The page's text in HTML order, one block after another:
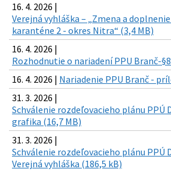
16. 4. 2026 |
Verejná vyhláška – „Zmena a
karanténe 2 - okres Nitra“ (3,4 MB)
16. 4. 2026 |
Rozhodnutie o nariadení PPU Branč-
16. 4. 2026 | Nariadenie PPU Branč -
31. 3. 2026 |
Schválenie rozdeľovacieho plánu PPÚ
grafika (16,7 MB)
31. 3. 2026 |
Schválenie rozdeľovacieho plánu PPÚ
Verejná vyhláška (186,5 kB)